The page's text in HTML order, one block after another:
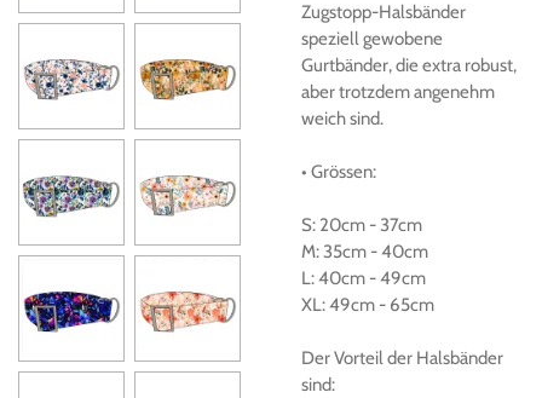
Zugstopp-Halsbänder
speziell gewobene
Gurtbänder, die extra robust,
aber trotzdem angenehm
weich sind.
• Grössen:
S: 20cm -37cm
M:35cm -40cm
L:40cm -49cm
XL:49cm - 65cm
DerVorteil der Halsbänder
sind: